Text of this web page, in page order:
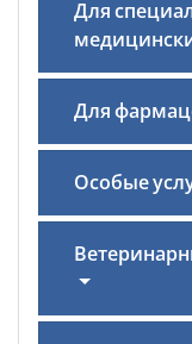
Для
Для
Особые